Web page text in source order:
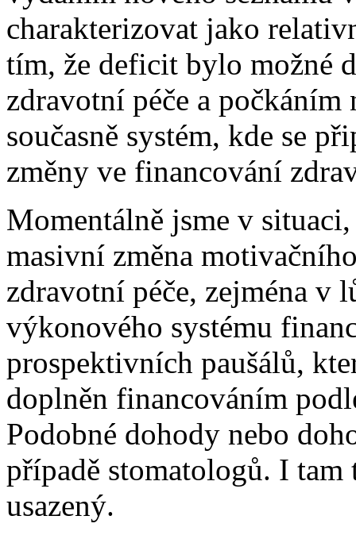
charakterizovat jako
tím, že deficit bylo možné
zdravotní péče a
současně systém, kde se
změny ve financování
Momentálně jsme v
masivní změna
zdravotní péče, zejména v
výkonového systému
prospektivních paušálů,
doplněn financováním
Podobné dohody nebo
případě stomatologů. I tam
usazený.